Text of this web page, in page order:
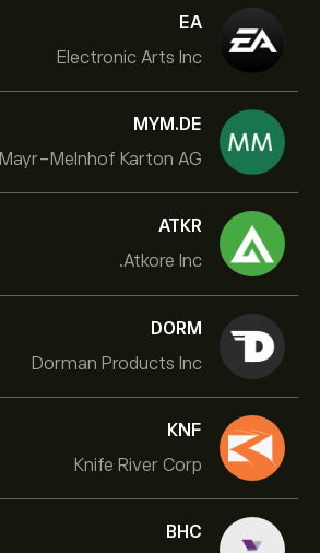
EA
Electronic Arts Inc
MYM.DE
Mayr-Melnhof Karton AG
ATKR
Atkore Inc.
DORM
Dorman Products Inc
KNF
Knife River Corp
BHC